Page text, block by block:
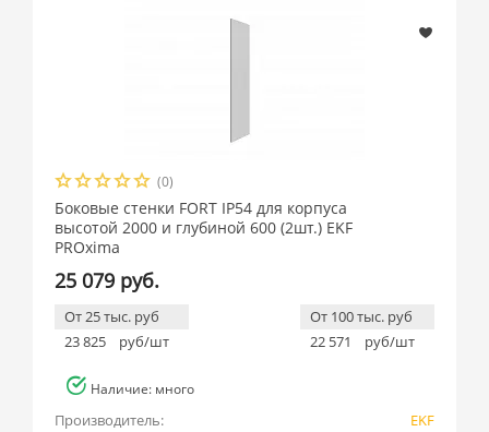
(0)
Боковые стенки FORT IP54 для корпуса
высотой 2000 и глубиной 600 (2шт.) EKF
PROxima
25 079 руб.
От 25 тыс. руб
23 825
руб/шт
От 100 тыс. руб
22 571
руб/шт
Наличие: много
Производитель:
EKF